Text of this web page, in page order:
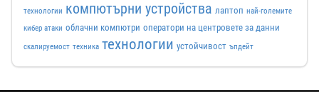
технологии компютърни устройства лаптоп най-големите
кибер атаки облачни компютри оператори на центровете за данни
скалируемост техника технологии устойчивост ъпдейт